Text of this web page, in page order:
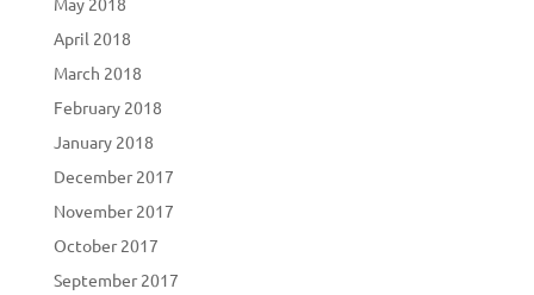
April 2018
March 2018
February 2018
January 2018
December 2017
November 2017
October 2017
September 2017